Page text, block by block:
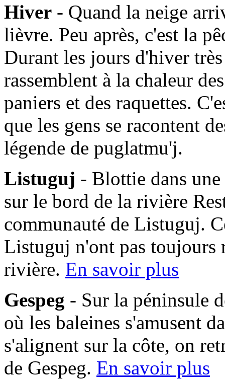
Hiver - Quand la neige
lièvre. Peu après, c'est la
Durant les jours d'hiver
rassemblent à la chaleur
paniers et des raquettes.
que les gens se racontent
légende de puglatmu'j.
Listuguj - Blottie dans une
sur le bord de la rivière
communauté de Listuguj.
Listuguj n'ont pas toujours
rivière. En savoir plus
Gespeg - Sur la péninsule
où les baleines s'amusent
s'alignent sur la côte, on
de Gespeg. En savoir plus